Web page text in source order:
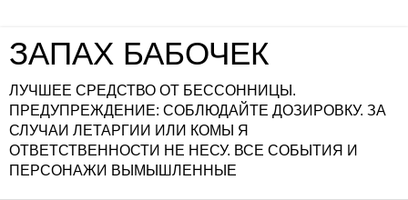
ЗАПАХ БАБОЧЕК
ЛУЧШЕЕ СРЕДСТВО ОТ БЕССОННИЦЫ.
ПРЕДУПРЕЖДЕНИЕ: СОБЛЮДАЙТЕ ДОЗИРОВКУ. ЗА
СЛУЧАИ ЛЕТАРГИИ ИЛИ КОМЫ Я
ОТВЕТСТВЕННОСТИ НЕ НЕСУ. ВСЕ СОБЫТИЯ И
ПЕРСОНАЖИ ВЫМЫШЛЕННЫЕ